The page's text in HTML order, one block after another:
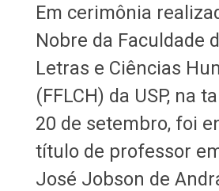
Em cerimônia
Nobre da Faculdade
Letras e Ciências
(FFLCH) da USP, na
20 de setembro, foi
título de professor
José Jobson de